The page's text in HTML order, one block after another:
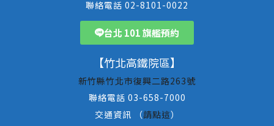
聯絡電話 02-8101-0022
台北 101 旗艦預約
【竹北高鐵院區】
新竹縣竹北市復興二路263號
聯絡電話 03-658-7000
交通資訊 （請點這）